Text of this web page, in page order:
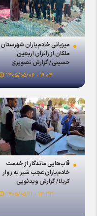
میزبانی خادم‌یاران شهرستان
ملکان از زائران اربعین
حسینی/ گزارش تصویری
۱۹:۰۴ - ۱۴۰۵/۰۵/۰۶
قاب‌هایی ماندگار از خدمت
خادم‌یاران عجب شیر به زوار
کربلا/ گزارش ویدئویی
۱۳:۳۳ - ۱۴۰۵/۰۵/۱۱